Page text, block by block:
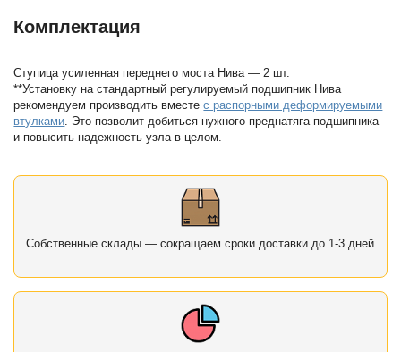
Комплектация
Ступица усиленная переднего моста Нива — 2 шт.
**Установку на стандартный регулируемый подшипник Нива
рекомендуем производить вместес распорными деформируемыми
втулками. Это позволит добиться нужного преднатяга подшипника
и повысить надежность узла в целом.
Собственные склады — сокращаем сроки доставки до 1-3 дней